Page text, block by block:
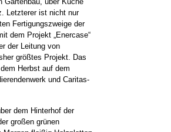
Letzterer ist nicht nur
Fertigungszweige der
dem Projekt „Enercase“
der Leitung von
größtes Projekt. Das
Herbst auf dem
und Caritas-
dem Hinterhof der
großen grünen